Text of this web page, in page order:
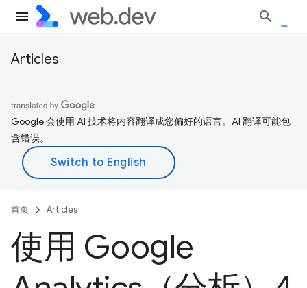
Articles
Google 会使用 AI 技术将内容翻译成您偏好的语言。AI 翻译可能包
含错误。
首页 Articles
使用 Google